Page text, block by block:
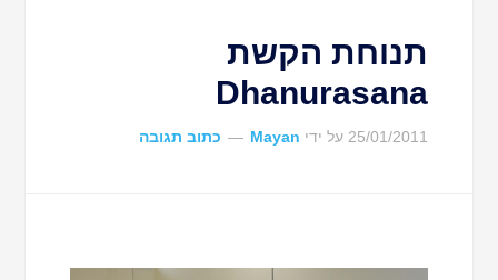
תנוחת הקשת
Dhanurasana
25/01/2011 על ידי Mayan כתוב תגובה